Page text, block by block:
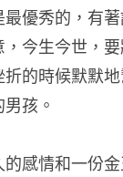
優秀的，有
今生今世，
的時候默默
孩。
感情和一份